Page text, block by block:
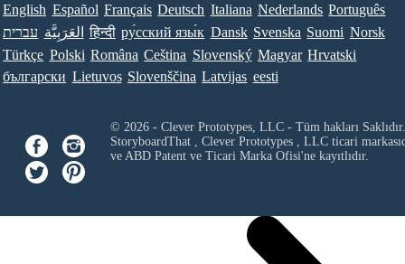
English Español Français Deutsch Italiana Nederlands Português
עברית العَرَبِيَّة हिन्दी ру́сский язы́к Dansk Svenska Suomi Norsk
Türkçe Polski Româna Ceština Slovenský Magyar Hrvatski
български Lietuvos Slovenščina Latvijas eesti
© 2026 - Clever Prototypes, LLC - Tüm hakları Saklıdır.
StoryboardThat , Clever Prototypes , LLCticari
ve ABD Patent ve Ticari Marka Ofisi'ne kayıtlıdır.